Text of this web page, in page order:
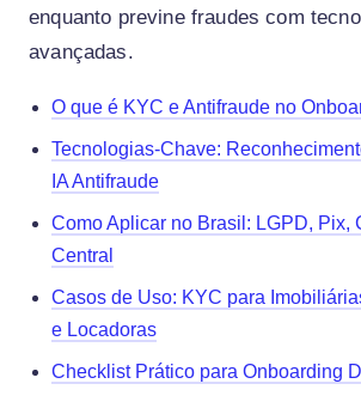
enquanto previne fraudes com
avançadas.
O que é KYC e Antifraude no
Tecnologias-Chave:
IA Antifraude
Como Aplicar no Brasil: LGPD, Pix,
Central
Casos de Uso: KYC para
e Locadoras
Checklist Prático para Onboarding